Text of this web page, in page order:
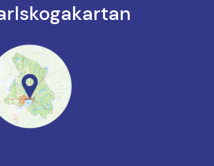
i nytt fönster.
öppnas i nytt fönster.